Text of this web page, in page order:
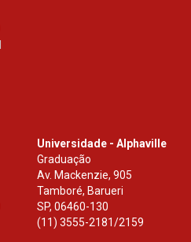
Universidade - Alphaville
Graduação
Av. Mackenzie, 905
Tamboré, Barueri
SP,06460-130
(11) 3555-2181/2159